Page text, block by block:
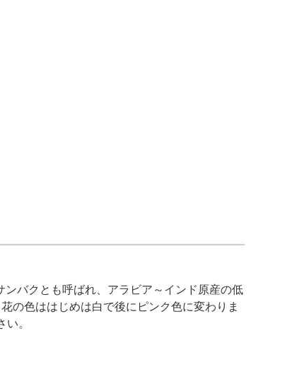
バクとも呼ばれ、アラビア～インド原産の低
の色ははじめは白で後にピンク色に変わりま
。